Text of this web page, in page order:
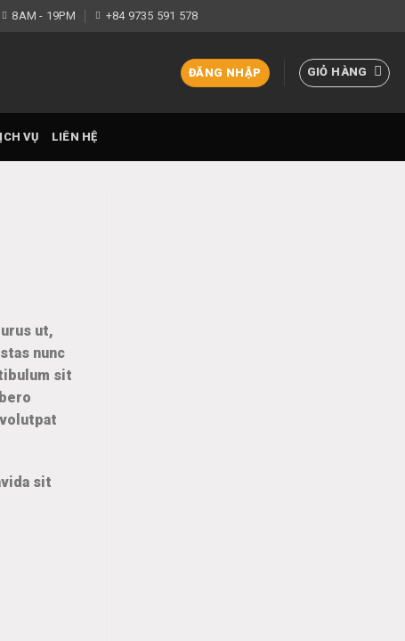
8AM - 19PM +84 9735 591 578
ĐĂNG NHẬP GIỎ HÀNG
VỤ LIÊN HỆ
ut,
nunc
sit
sit